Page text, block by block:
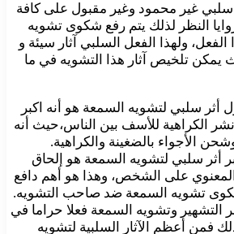
غير محمود وغير مقبول على كافة
النظر لذلك يتم رفع شكوى تشويه
ولهذا الفعل السلبي آثار سيئة و
يمكن تلخيص آثار هذا التشويه في ما
أثر سلبي لتشويه السمعة هو أنه اكبر
الكراهية للأسف بين الناس،حيث أنه
الأجواء بالضغينة والكراهية.
أثر سلبي لتشويه السمعة هو إلحاق
المعنوي على الشخص، وهذا هو أهم دافع
تشويه السمعة ضد صاحب التشويه.
التشهير وتشويه السمعة فعلا حراما في
فمن أعظم الآثار السلبية لتشويه